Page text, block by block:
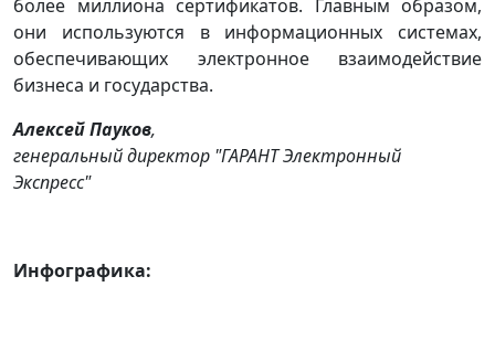
более миллиона сертификатов. Главным образом,
они используются в информационных системах,
обеспечивающих электронное взаимодействие
бизнеса и государства.
Алексей Пауков,
генеральный директор "ГАРАНТ Электронный
Экспресс"
Инфографика: